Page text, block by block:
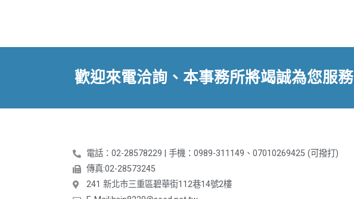
歡迎來電洽詢、本事務所將竭誠為您服務
電話：02-28578229 | 手機：0989-311149、07010269425 (可撥打)
傳真:02-28573245
241 新北市三重區碧華街112巷14號2樓